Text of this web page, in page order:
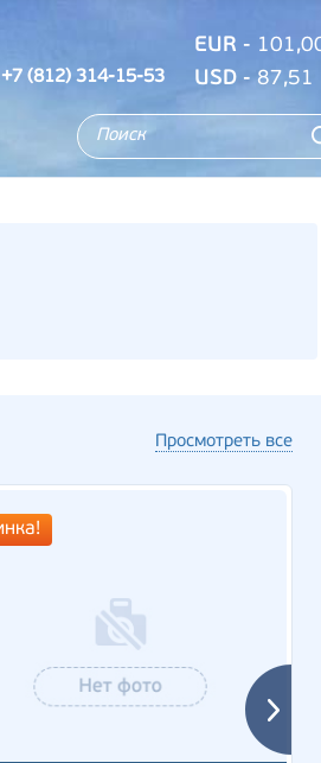
+7 (812) 314-15-53
EUR -
USD - 87,51
Просмотреть все